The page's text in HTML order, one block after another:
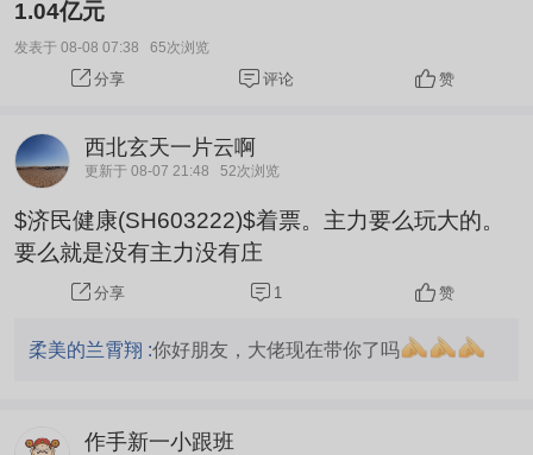
1.04亿元
发表于 08-08 07:38 65次浏览
分享 评论 赞
西北玄天一片云啊
更新于 08-07 21:48 52次浏览
$济民健康(SH603222)$着票。主力要么玩大的。
要么就是没有主力没有庄
分享 1 赞
柔美的兰霄翔 :你好朋友，大佬现在带你了吗
作手新一小跟班